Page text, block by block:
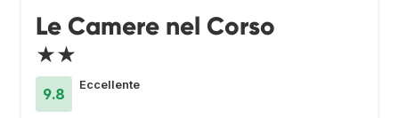
Le Camere nel Corso
★★
9.8
Eccellente